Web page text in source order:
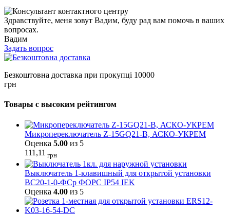
Здравствуйте, меня зовут Вадим, буду рад вам помочь в ваших
вопросах.
Вадим
Задать вопрос
Безкоштовна доставка при прокупці 10000
грн
Товары с высоким рейтингом
Микропереключатель Z-15GQ21-B, АСКО-УКРЕМ
Оценка 5.00 из 5
111,11 грн
Выключатель 1-клавишный для открытой установки
ВС20-1-0-ФСр ФОРС IP54 IEK
Оценка 4.00 из 5